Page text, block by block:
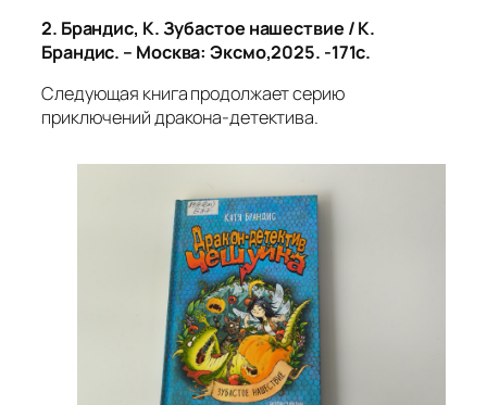
2. Брандис, К. Зубастое нашествие / К.
Брандис. – Москва: Эксмо,2025. -171с.
Следующая книга продолжает серию
приключений дракона-детектива.